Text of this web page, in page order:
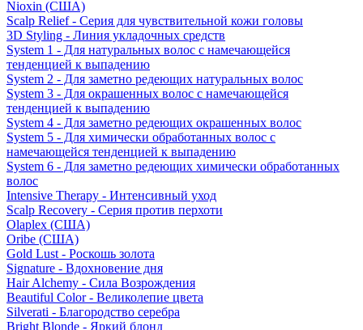
Nioxin (США)
Scalp Relief - Серия для чувствительной кожи головы
3D Styling - Линия укладочных средств
System 1 - Для натуральных волос с намечающейся
тенденцией к выпадению
System 2 - Для заметно редеющих натуральных волос
System 3 - Для окрашенных волос с намечающейся
тенденцией к выпадению
System 4 - Для заметно редеющих окрашенных волос
System 5 - Для химически обработанных волос с
намечающейся тенденцией к выпадению
System 6 - Для заметно редеющих химически обработанных
волос
Intensive Therapy - Интенсивный уход
Scalp Recovery - Серия против перхоти
Olaplex (США)
Oribe (США)
Gold Lust - Роскошь золота
Signature - Вдохновение дня
Hair Alchemy - Сила Возрождения
Beautiful Color - Великолепие цвета
Silverati - Благородство серебра
Bright Blonde - Яркий блонд